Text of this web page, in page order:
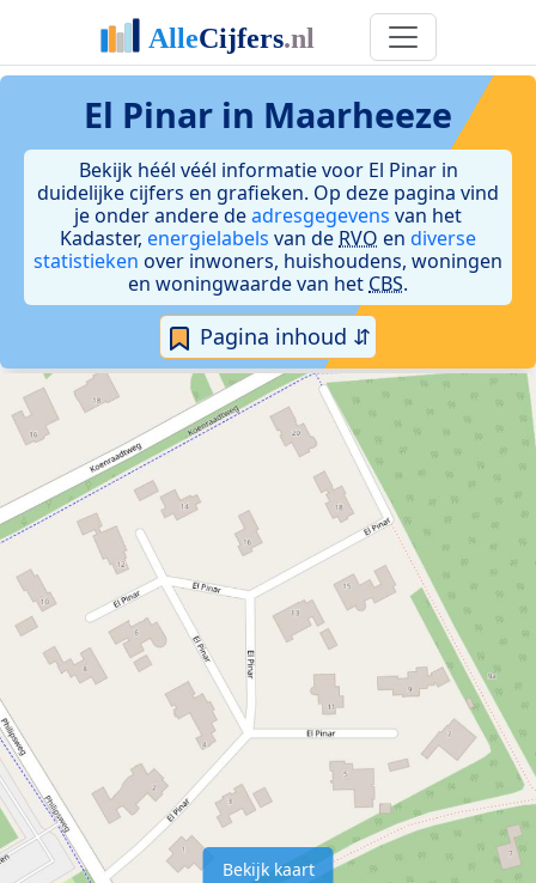
El Pinar in Maarheeze
Bekijk héél véél informatie voor El Pinar in
duidelijke cijfers en grafieken. Op deze pagina vind
je onder andere deadresgegevens van het
Kadaster, energielabels van de RVO en diverse
statistieken over inwoners, huishoudens, woningen
en woningwaarde van het CBS.
Pagina inhoud ⇵
Bekijk kaart